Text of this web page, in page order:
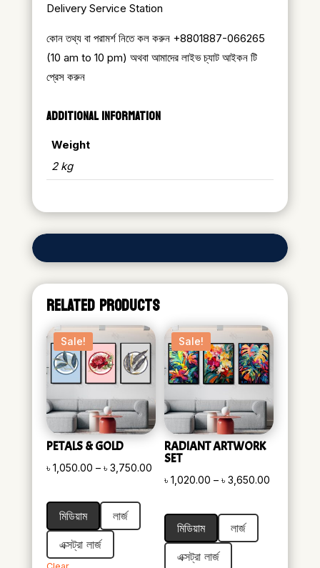
Delivery Service Station
কোন তথ্য বা পরামর্শ নিতে কল করুন +8801887-066265
(10 am to 10 pm) অথবা আমাদের লাইভ চ্যাট আইকন টি
প্রেস করুন
ADDITIONAL INFORMATION
Weight
2 kg
RELATED PRODUCTS
Sale!
PETALS & GOLD
৳ 1,050.00 – ৳ 3,750.00Price
range:
through
৳ 3,750.00
মিডিয়াম
লার্জ
এক্সট্রা লার্জ
Sale!
RADIANT ARTWORK
SET
৳1,020.00 – ৳3,650.00
মিডিয়াম
লার্জ
এক্সট্রা লার্জ